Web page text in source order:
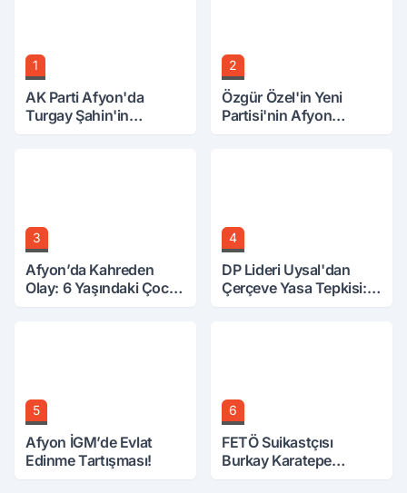
1
AK Parti Afyon'da
Turgay Şahin'in
2
Özgür Özel'in Yeni
Partisi'nin Afyon
3
Afyon’da Kahreden
Olay: 6 Yaşındaki Çocuk
4
DP Lideri Uysal'dan
Çerçeve Yasa Tepkisi:
5
Afyon İGM’de Evlat
Edinme Tartışması!
6
FETÖ Suikastçısı
Burkay Karatepe